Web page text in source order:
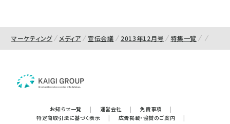
マーケティング メディア 宣伝会議 2013年12月号 特集一覧
お知らせ一覧 | 運営会社 | 免責事項
|
特定商取引法に基づく表示
| 広告掲載・協賛のご案内
|